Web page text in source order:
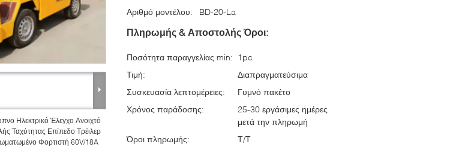
Ηλεκτρικό Έλεγχο Ανοιχτό
Ταχύτητας Επίπεδο Τρέιλερ
Φορτιστή 60V/18A
Αριθμό μοντέλου:
BD-20-La
Πληρωμής & Αποστολής Όροι:
Ποσότητα παραγγελίας min: 1pc
Τιμή:
Διαπραγματεύσιμα
Συσκευασία λεπτομέρειες:
Γυμνό πακέτο
Χρόνος παράδοσης:
25-30 εργάσιμες ημέρες
μετά την πληρωμή
Όροι πληρωμής:
Τ/Τ